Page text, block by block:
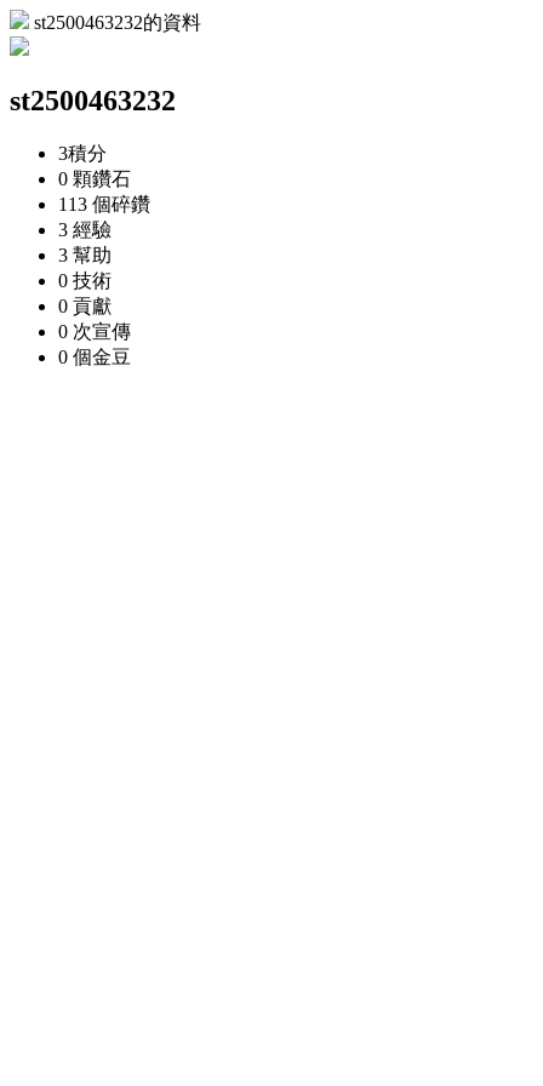
st2500463232的資料
st2500463232
3積分
0 顆鑽石
113 個碎鑽
3 經驗
3 幫助
0 技術
0 貢獻
0 次宣傳
0 個金豆